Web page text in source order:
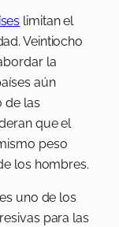
limitan el
Veintiocho
la
aún
de las
que el
peso
los hombres.
uno de los
para las